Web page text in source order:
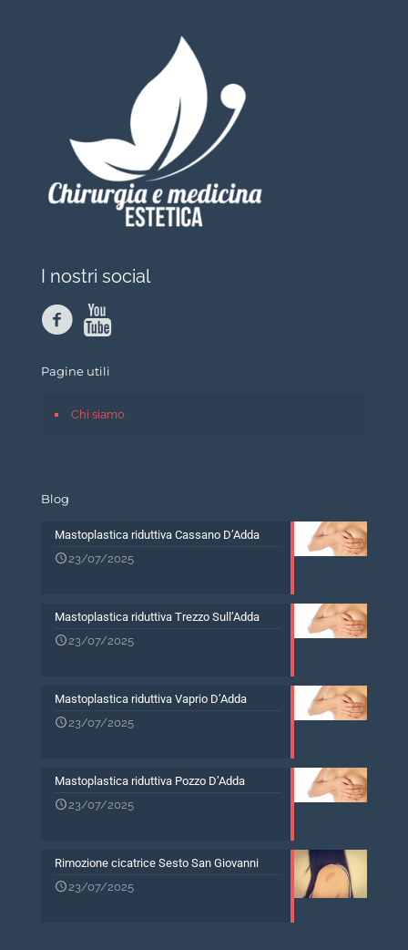
I nostri social
Pagine utili
Chi siamo
Blog
Mastoplastica riduttiva Cassano D’Adda
23/07/2025
Mastoplastica riduttiva Trezzo Sull’Adda
23/07/2025
Mastoplastica riduttiva Vaprio D’Adda
23/07/2025
Mastoplastica riduttiva Pozzo D’Adda
23/07/2025
Rimozione cicatrice Sesto San Giovanni
23/07/2025